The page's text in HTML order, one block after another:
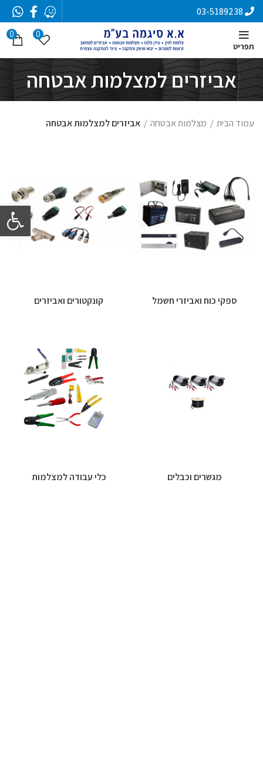
פתח
תפריט
0
0
אביזרים למצלמות אבטחה
עמוד הבית מצלמות אבטחה אביזרים למצלמות אבטחה
ספקי כוח ואביזרי חשמל קונקטורים ואביזרים
מגשרים וכבלים כלי עבודה למצלמות